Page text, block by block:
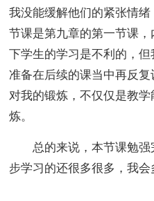
我没能缓解他们的紧张情
节课是第九章的第一节课
下学生的学习是不利的，但
准备在后续的课当中再反
对我的锻炼，不仅仅是教
炼。
总的来说，本节课勉强
步学习的还很多很多，我会